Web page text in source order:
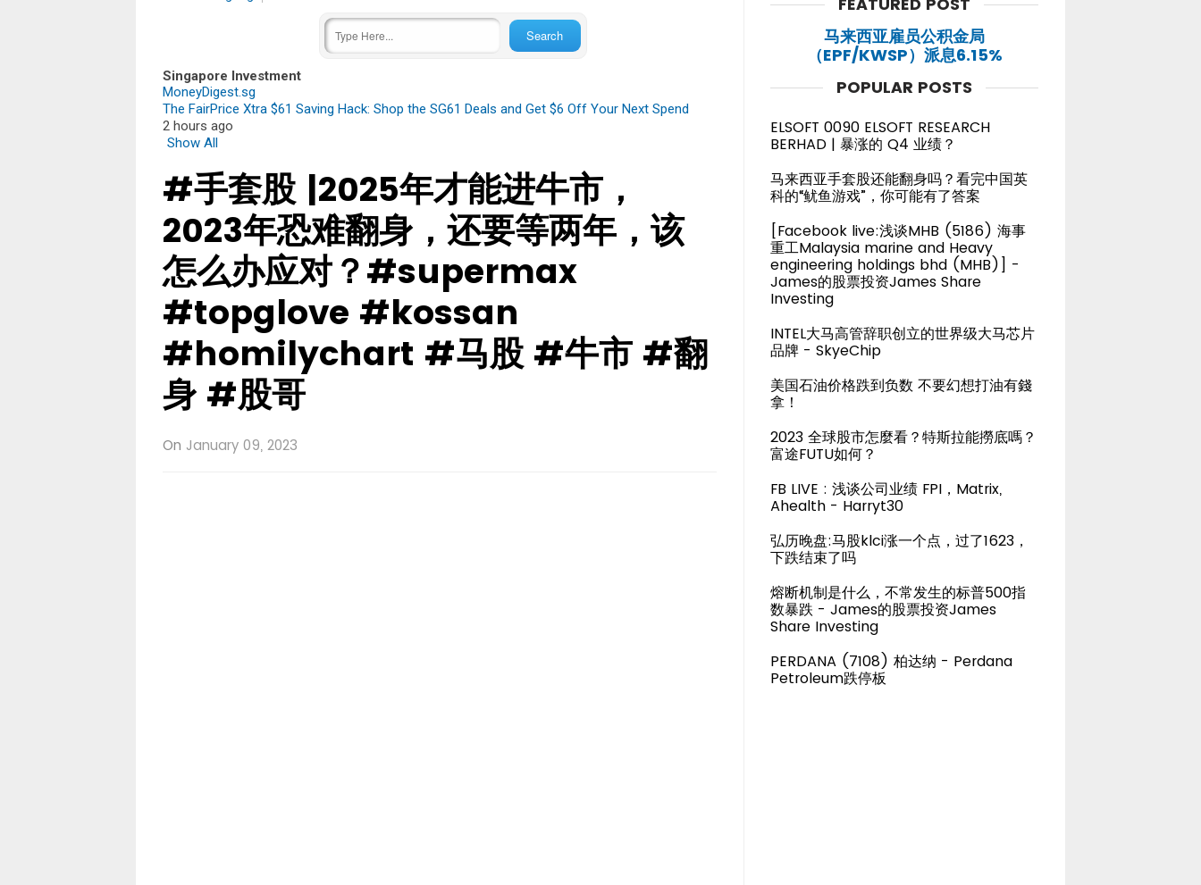
Singapore Investment
MoneyDigest.sg
The FairPrice Xtra $61 Saving Hack: Shop the SG61 Deals and Get $6 Off Your Next Spend
2 hours ago
Show All
#手套股 |2025年才能进牛市，
2023年恐难翻身，还要等两年，该
怎么办应对？#supermax
#topglove #kossan
#homilychart #马股 #牛市 #翻
身 #股哥
On January 09, 2023
马来西亚雇员公积金局
（EPF/KWSP）派息6.15%
POPULAR POSTS
ELSOFT 0090 ELSOFT RESEARCH
BERHAD | 暴涨的 Q4 业绩？
马来西亚手套股还能翻身吗？看完中国英
科的“鱿鱼游戏”，你可能有了答案
[Facebook live:浅谈MHB (5186) 海事
重工Malaysia marine and Heavy
engineering holdings bhd (MHB)] -
James的股票投资James Share
Investing
INTEL大马高管辞职创立的世界级大马芯片
品牌 - SkyeChip
美国石油价格跌到负数 不要幻想打油有錢
拿！
2023 全球股市怎麼看？特斯拉能撈底嗎？
富途FUTU如何？
FB LIVE : 浅谈公司业绩 FPI，Matrix,
Ahealth - Harryt30
弘历晚盘:马股klci涨一个点，过了1623，
下跌结束了吗
熔断机制是什么，不常发生的标普500指
数暴跌 - James的股票投资James
Share Investing
PERDANA (7108) 柏达纳 - Perdana
Petroleum跌停板